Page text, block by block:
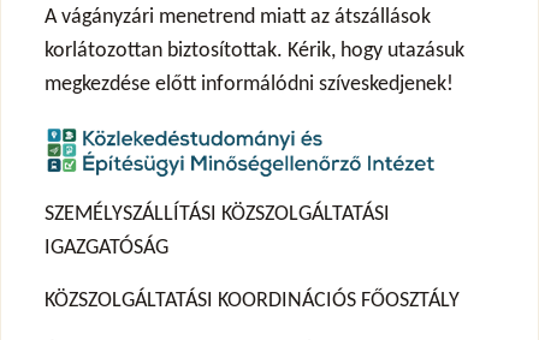
A vágányzári menetrend miatt az átszállások
korlátozottan biztosítottak. Kérik, hogy utazásuk
megkezdése előtt informálódni szíveskedjenek!
SZEMÉLYSZÁLLÍTÁSI KÖZSZOLGÁLTATÁSI
IGAZGATÓSÁG
KÖZSZOLGÁLTATÁSI KOORDINÁCIÓS FŐOSZTÁLY